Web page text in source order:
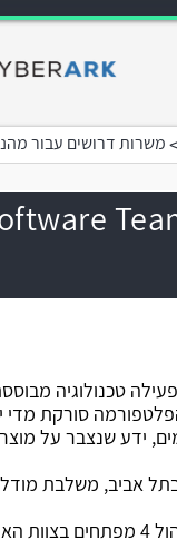
משרות דרושים עבור
סורקת מדי
ידע שנצבר על
אביב, משלבת מודל